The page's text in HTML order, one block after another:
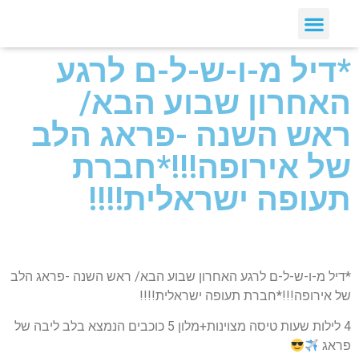
*דיל מ-ו-ש-ל-ם לרגע
האחרון שבוע הבא/
ראש השנה -פראג הלב
של אירופה!!!*חברת
תעופה ישראלית!!!!
*דיל מ-ו-ש-ל-ם לרגע האחרון שבוע הבא/ ראש השנה -פראג הלב
של אירופה!!!*חברת תעופה ישראלית!!!!
4 לילות שעות טיסה מצוינות+מלון 5 כוכבים הנמצא בלב ליבה של
פראג